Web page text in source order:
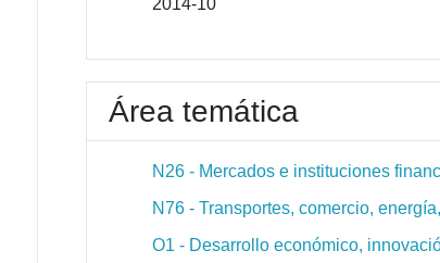
2014-10
Área temática
N26 - Mercados e instituciones
N76 - Transportes, comercio,
O1 - Desarrollo económico,